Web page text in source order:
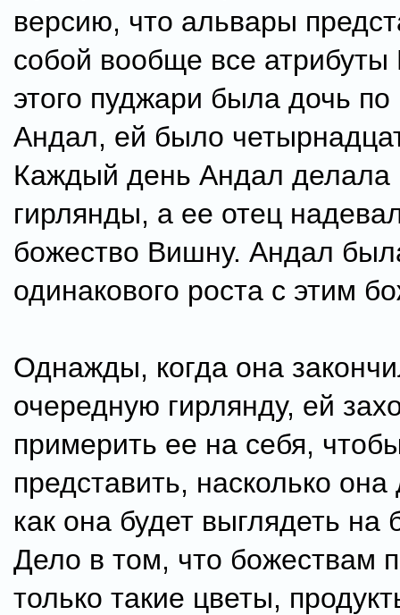
версию, что альвары
собой вообще все
этого пуджари была дочь
Андал, ей было
Каждый день Андал делала
гирлянды, а ее отец
божество Вишну. Андал
одинакового роста с этим
Однажды, когда она
очередную гирлянду, ей
примерить ее на себя,
представить, насколько
как она будет выглядеть на
Дело в том, что божествам
только такие цветы,